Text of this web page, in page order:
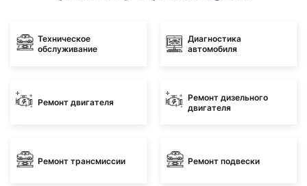
Техническое
обслуживание
Диагностика
автомобиля
Ремонт двигателя
Ремонт дизельного
двигателя
Ремонт трансмиссии Ремонт подвески